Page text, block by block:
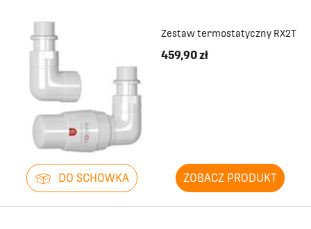
Zestaw termostatyczny RX2T
459,90 zł
DO SCHOWKA ZOBACZ PRODUKT